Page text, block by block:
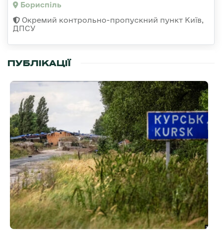
Бориспіль
Окремий контрольно-пропускний пункт Київ,
ДПСУ
ПУБЛІКАЦІЇ